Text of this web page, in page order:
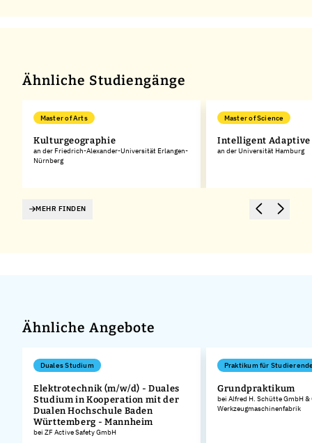
Ähnliche Studiengänge
Master of Arts
Kulturgeographie
an der Friedrich-Alexander-Universität Erlangen-
Nürnberg
Master of Science
Intelligent Adaptive
an der Universität Hamburg
MEHR FINDEN
Ähnliche Angebote
Duales Studium
Elektrotechnik (m/w/d) - Duales
Studium in Kooperation mit der
Dualen Hochschule Baden
Württemberg - Mannheim
bei ZF Active Safety GmbH
Praktikum für
Grundpraktikum
bei Alfred H. Schütte GmbH &
Werkzeugmaschinenfabrik